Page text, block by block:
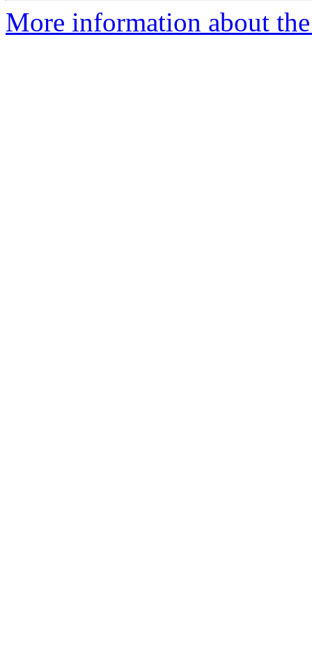
More information about